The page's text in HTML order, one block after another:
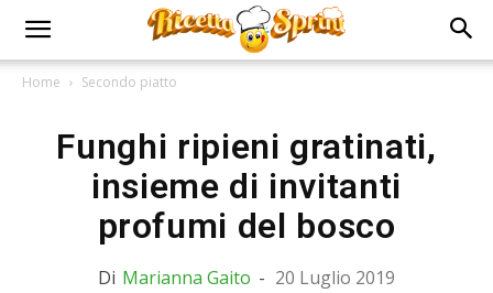
Home Secondo piatto
Funghi ripieni gratinati,
insieme di invitanti
profumi del bosco
Di Marianna Gaito - 20 Luglio 2019